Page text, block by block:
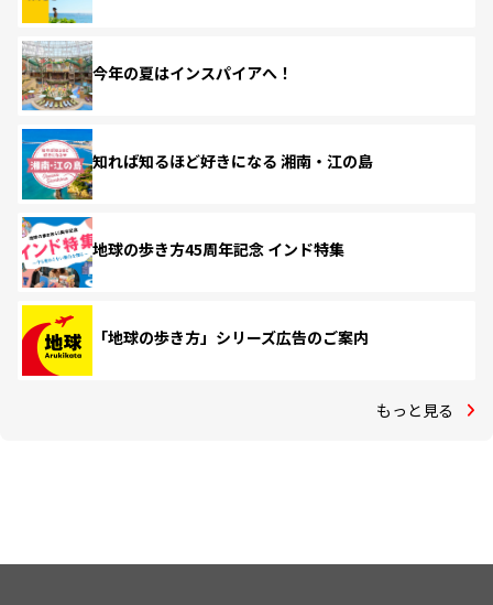
今年の夏はインスパイアへ！
知れば知るほど好きになる 湘南・江の島
地球の歩き方45周年記念 インド特集
「地球の歩き方」シリーズ広告のご案内
もっと見る